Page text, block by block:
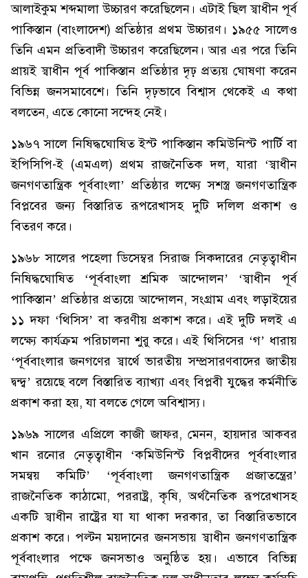
আলাইকুম শব্দমালা উচ্চারণ করেছিলেন। এটাই ছিল স্বাধীন পূর্ব
পাকিস্তান (বাংলাদেশ) প্রতিষ্ঠার প্রথম উচ্চারণ। ১৯৫৫ সালেও
তিনি এমন প্রতিবাদী উচ্চারণ করেছিলেন। আর এর পরে তিনি
প্রায়ই স্বাধীন পূর্ব পাকিস্তান প্রতিষ্ঠার দৃঢ় প্রত্যয় ঘোষণা করেন
বিভিন্ন জনসমাবেশে। তিনি দৃঢ়ভাবে বিশ্বাস থেকেই এ কথা
বলতেন, এতে কোনো সন্দেহ নেই।
১৯৬৭ সালে নিষিদ্ধঘোষিত ইস্ট পাকিস্তান কমিউনিস্ট পার্টি বা
ইপিসিপি-ই (এমএল) প্রথম রাজনৈতিক দল, যারা ‘স্বাধীন
জনগণতান্ত্রিক পূর্ববাংলা’ প্রতিষ্ঠার লক্ষ্যে সশস্ত্র জনগণতান্ত্রিক
বিপ্লবের জন্য বিস্তারিত রূপরেখাসহ দুটি দলিল প্রকাশ ও
বিতরণ করে।
১৯৬৮ সালের পহেলা ডিসেম্বর সিরাজ সিকদারের নেতৃত্বাধীন
নিষিদ্ধঘোষিত ‘পূর্ববাংলা শ্রমিক আন্দোলন’ ‘স্বাধীন পূর্ব
পাকিস্তান’ প্রতিষ্ঠার প্রত্যয়ে আন্দোলন, সংগ্রাম এবং লড়াইয়ের
১১ দফা ‘থিসিস’ বা করণীয় প্রকাশ করে। এই দুটি দলই এ
লক্ষ্যে কার্যক্রম পরিচালনা শুরু করে। এই থিসিসের ‘গ’ ধারায়
‘পূর্ববাংলার জনগণের স্বার্থে ভারতীয় সম্প্রসারণবাদের জাতীয়
দ্বন্দ্ব’ রয়েছে বলে বিস্তারিত ব্যাখ্যা এবং বিপ্লবী যুদ্ধের কর্মনীতি
প্রকাশ করা হয়, যা বলতে গেলে অবিশ্বাস্য।
১৯৬৯ সালের এপ্রিলে কাজী জাফর, মেনন, হায়দার আকবর
খান রনোর নেতৃত্বাধীন ‘কমিউনিস্ট বিপ্লবীদের পূর্ববাংলার
সমন্বয় কমিটি’ ‘পূর্ববাংলা জনগণতান্ত্রিক প্রজাতন্ত্রের’
রাজনৈতিক কাঠামো, পররাষ্ট্র, কৃষি, অর্থনৈতিক রূপরেখাসহ
একটি স্বাধীন রাষ্ট্রের যা যা থাকা দরকার, তা বিস্তারিতভাবে
প্রকাশ করে। পল্টন ময়দানের জনসভায় স্বাধীন জনগণতান্ত্রিক
পূর্ববাংলার পক্ষে জনসভাও অনুষ্ঠিত হয়। এভাবে বিভিন্ন